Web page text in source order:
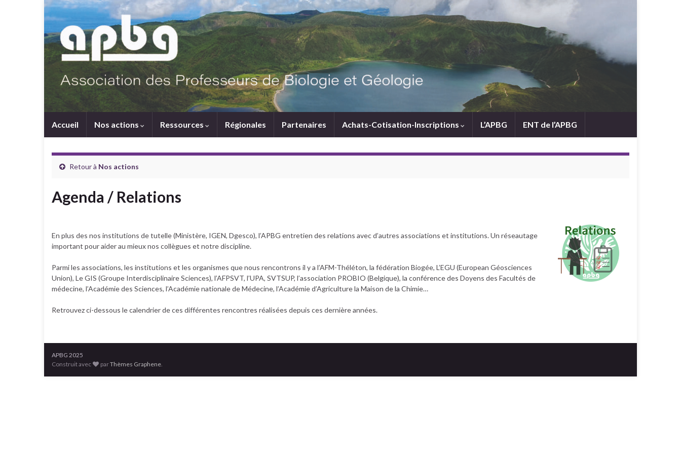
Accueil Nos actions Ressources Régionales Partenaires Achats-Cotisation-Inscriptions L’APBG ENT de l’APBG
Retour à Nos actions
Agenda / Relations
En plus des nos institutions de tutelle (Ministère, IGEN, Dgesco), l’APBG entretien des relations avec d’autres associations et institutions. Un réseautage
important pour aider au mieux nos collègues et notre discipline.
Parmi les associations, les institutions et les organismes que nous rencontrons il y a l’AFM-Théléton, la fédération Biogée, L’EGU (European Géosciences
Union), Le GIS (Groupe Interdisciplinaire Sciences), l’AFPSVT, l’UPA, SVTSUP, l’association PROBIO (Belgique), la conférence des Doyens des Facultés de
médecine, l’Académie des Sciences, l’Académie nationale de Médecine, l’Académie d’Agriculture la Maison de la Chimie…
Retrouvez ci-dessous le calendrier de ces différentes rencontres réalisées depuis ces dernière années.
APBG 2025
Construit avec
parThèmes Graphene.